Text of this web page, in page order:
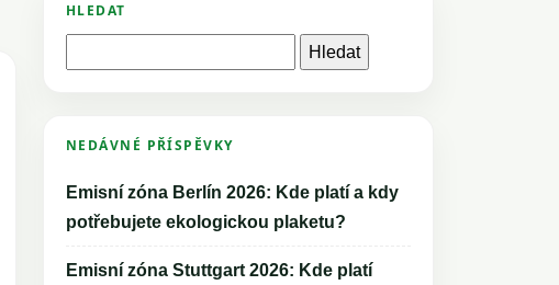
HLEDAT
NEDÁVNÉ PŘÍSPĚVKY
Emisní zóna Berlín 2026: Kde platí a kdy
potřebujete ekologickou plaketu?
Emisní zóna Stuttgart 2026: Kde platí